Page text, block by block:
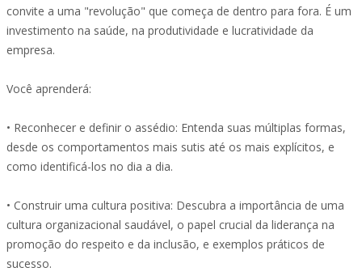
convite a uma "revolução" que começa de dentro para fora. É um
investimento na saúde, na produtividade e lucratividade da
empresa.
Você aprenderá:
• Reconhecer e definir o assédio: Entenda suas múltiplas formas,
desde os comportamentos mais sutis até os mais explícitos, e
como identificá-los no dia a dia.
• Construir uma cultura positiva: Descubra a importância de uma
cultura organizacional saudável, o papel crucial da liderança na
promoção do respeito e da inclusão, e exemplos práticos de
sucesso.